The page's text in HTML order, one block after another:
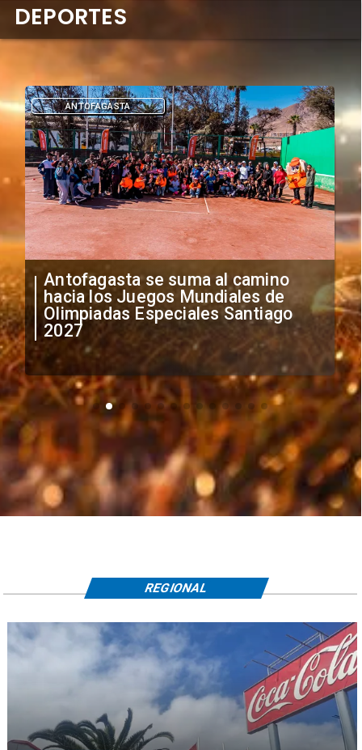
Antofagasta se suma al camino
hacia los Juegos Mundiales de
Olimpiadas Especiales Santiago
2027
ANTOFAGASTA
DEPORTES
REGIONAL